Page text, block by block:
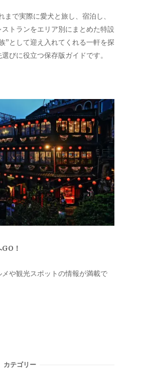
で実際に愛犬と旅し、宿泊し、
トランをエリア別にまとめた特設
”として迎え入れてくれる一軒を探
びに役立つ保存版ガイドです。
！
や観光スポットの情報が満載で
カテゴリー